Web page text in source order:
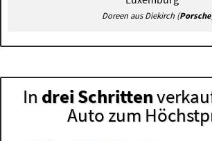
Doreen aus Diekirch (Porsche
In drei Schritten
Auto zum